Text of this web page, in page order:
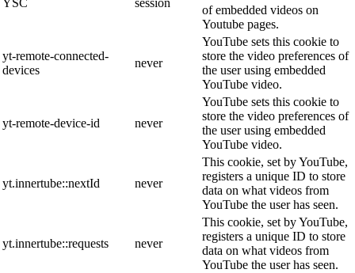
YSC session
of embedded videos on
Youtube pages.
yt-remote-connected-
devices
never
YouTube sets this cookie to
store the video preferences of
the user using embedded
YouTube video.
yt-remote-device-id never
YouTube sets this cookie to
store the video preferences of
the user using embedded
YouTube video.
yt.innertube::nextId never
This cookie, set by YouTube,
registers a unique ID to store
data on what videos from
YouTube the user has seen.
yt.innertube::requests never
This cookie, set by YouTube,
registers a unique ID to store
data on what videos from
YouTube the user has seen.